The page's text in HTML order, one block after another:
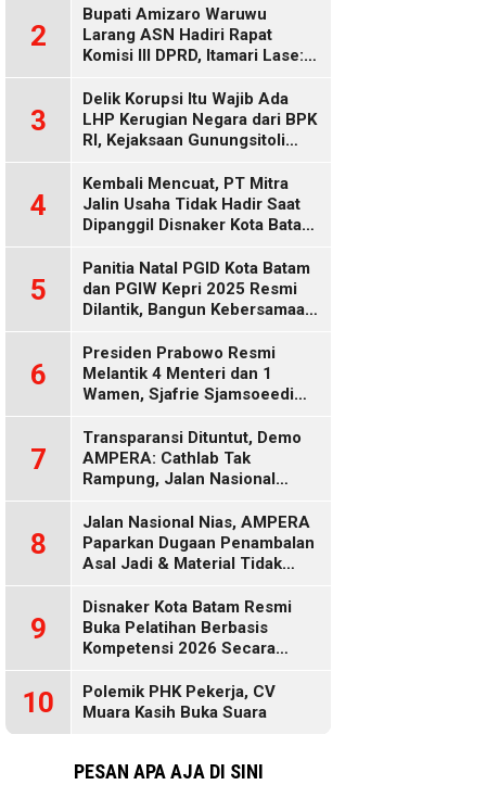
2
Bupati Amizaro Waruwu
Larang ASN Hadiri Rapat
Komisi III DPRD, Itamari Lase:
Parliament
3
Delik Korupsi Itu Wajib Ada
LHP Kerugian Negara dari BPK
RI, Kejaksaan Gunungsitoli
4
Kembali Mencuat, PT Mitra
Jalin Usaha Tidak Hadir Saat
Dipanggil Disnaker Kota Batam
5
Panitia Natal PGID Kota Batam
dan PGIW Kepri 2025 Resmi
Dilantik, Bangun Kebersamaan
Oikumenis
6
Presiden Prabowo Resmi
Melantik 4 Menteri dan 1
Wamen, Sjafrie Sjamsoeedi
Gantikan Budi Gunawan
7
Transparansi Dituntut, Demo
AMPERA: Cathlab Tak
Rampung, Jalan Nasional
8
Jalan Nasional Nias, AMPERA
Paparkan Dugaan Penambalan
Asal Jadi & Material Tidak
9
Disnaker Kota Batam Resmi
Buka Pelatihan Berbasis
Kompetensi 2026 Secara
10
Polemik PHK Pekerja, CV
Muara Kasih Buka Suara
PESAN APA AJA DI SINI